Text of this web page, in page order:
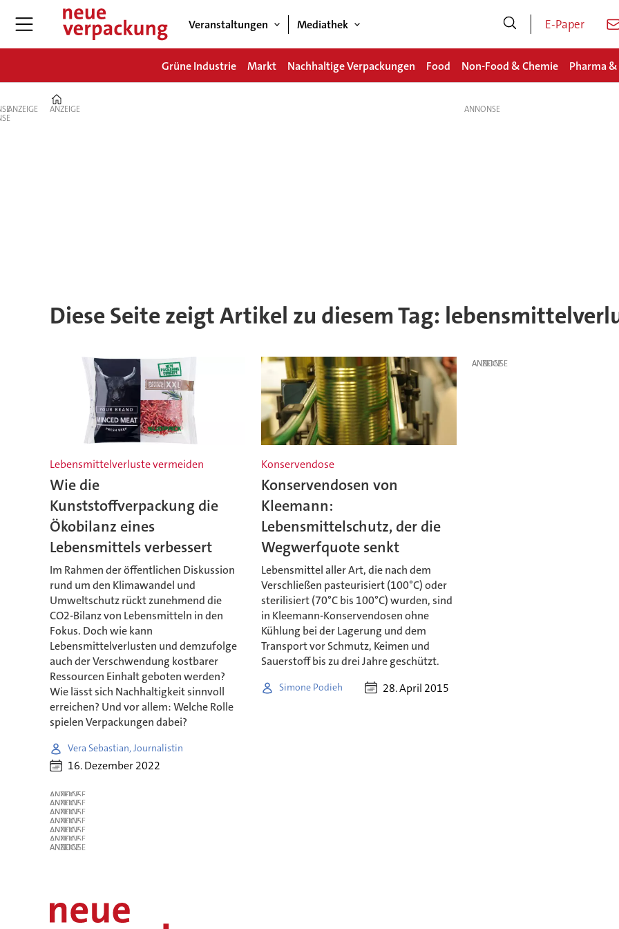
Veranstaltungen Mediathek E-Paper
Grüne Industrie Markt Nachhaltige Verpackungen Food Non-Food & Chemie Pharma
ANZEIGE ANZEIGE
Diese Seite zeigt Artikel zu diesem Tag:
Lebensmittelverluste vermeiden
Wie die
Kunststoffverpackung die
Ökobilanz eines
Lebensmittels verbessert
Im Rahmen der öffentlichen Diskussion
rund um den Klimawandel und
Umweltschutz rückt zunehmend die
CO2-Bilanz von Lebensmitteln in den
Fokus. Doch wie kann
Lebensmittelverlusten und demzufolge
auch der Verschwendung kostbarer
Ressourcen Einhalt geboten werden?
Wie lässt sich Nachhaltigkeit sinnvoll
erreichen? Und vor allem: Welche Rolle
spielen Verpackungen dabei?
Vera Sebastian, Journalistin
16. Dezember 2022
Konservendose
Konservendosen von
Kleemann:
Lebensmittelschutz, der die
Wegwerfquote senkt
Lebensmittel aller Art, die nach dem
Verschließen pasteurisiert (100°C) oder
sterilisiert (70°C bis 100°C) wurden, sind
in Kleemann-Konservendosen ohne
Kühlung bei der Lagerung und dem
Transport vor Schmutz, Keimen und
Sauerstoff bis zu drei Jahre geschützt.
Simone Podieh 28. April 2015
ANZEIGE
ANZEIGE
ANZEIGE
ANZEIGE
ANZEIGE
ANZEIGE
ANZEIGE
ANZEIGE